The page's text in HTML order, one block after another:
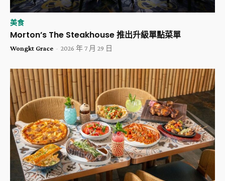
美食
Morton’s The Steakhouse 推出升級單點菜單
Wongkt Grace - 2026 年 7 月 29 日